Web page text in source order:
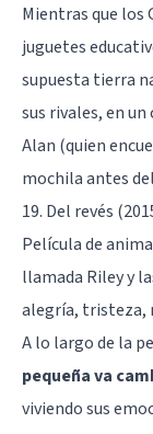
Mientras que
juguetes
supuesta tierra
sus rivales, en
Alan (quien
mochila antes
19. Del revés
Película de
llamada Riley y
alegría, tristeza,
A lo largo de la
pequeña va
viviendo sus